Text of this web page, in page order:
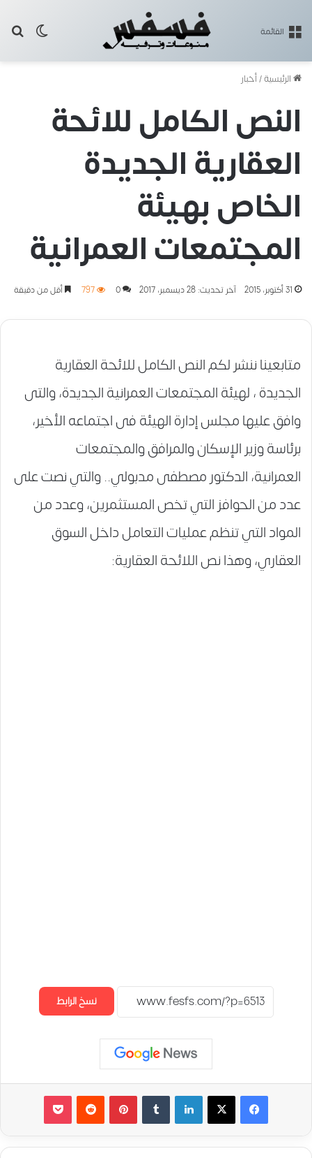
القائمة
الرئيسية/أخبار
النص الكامل للائحة
العقارية الجديدة
الخاص بهيئة
المجتمعات العمرانية
31 أكتوبر، 2015 آخر تحديث: 28 ديسمبر، 2017 0
797 أقل من دقيقة
متابعينا ننشر لكم النص الكامل للائحة العقارية
الجديدة ، لهيئة المجتمعات العمرانية الجديدة، والتى
وافق عليها مجلس إدارة الهيئة فى اجتماعه الأخير،
برئاسة وزير الإسكان والمرافق والمجتمعات
العمرانية، الدكتور مصطفى مدبولي.. والتي نصت على
عدد من الحوافز التي تخص المستثمرين، وعدد من
المواد التي تنظم عمليات التعامل داخل السوق
العقاري، وهذا نص اللائحة العقارية:
نسخ الرابط
لينكدإن بينتيريست